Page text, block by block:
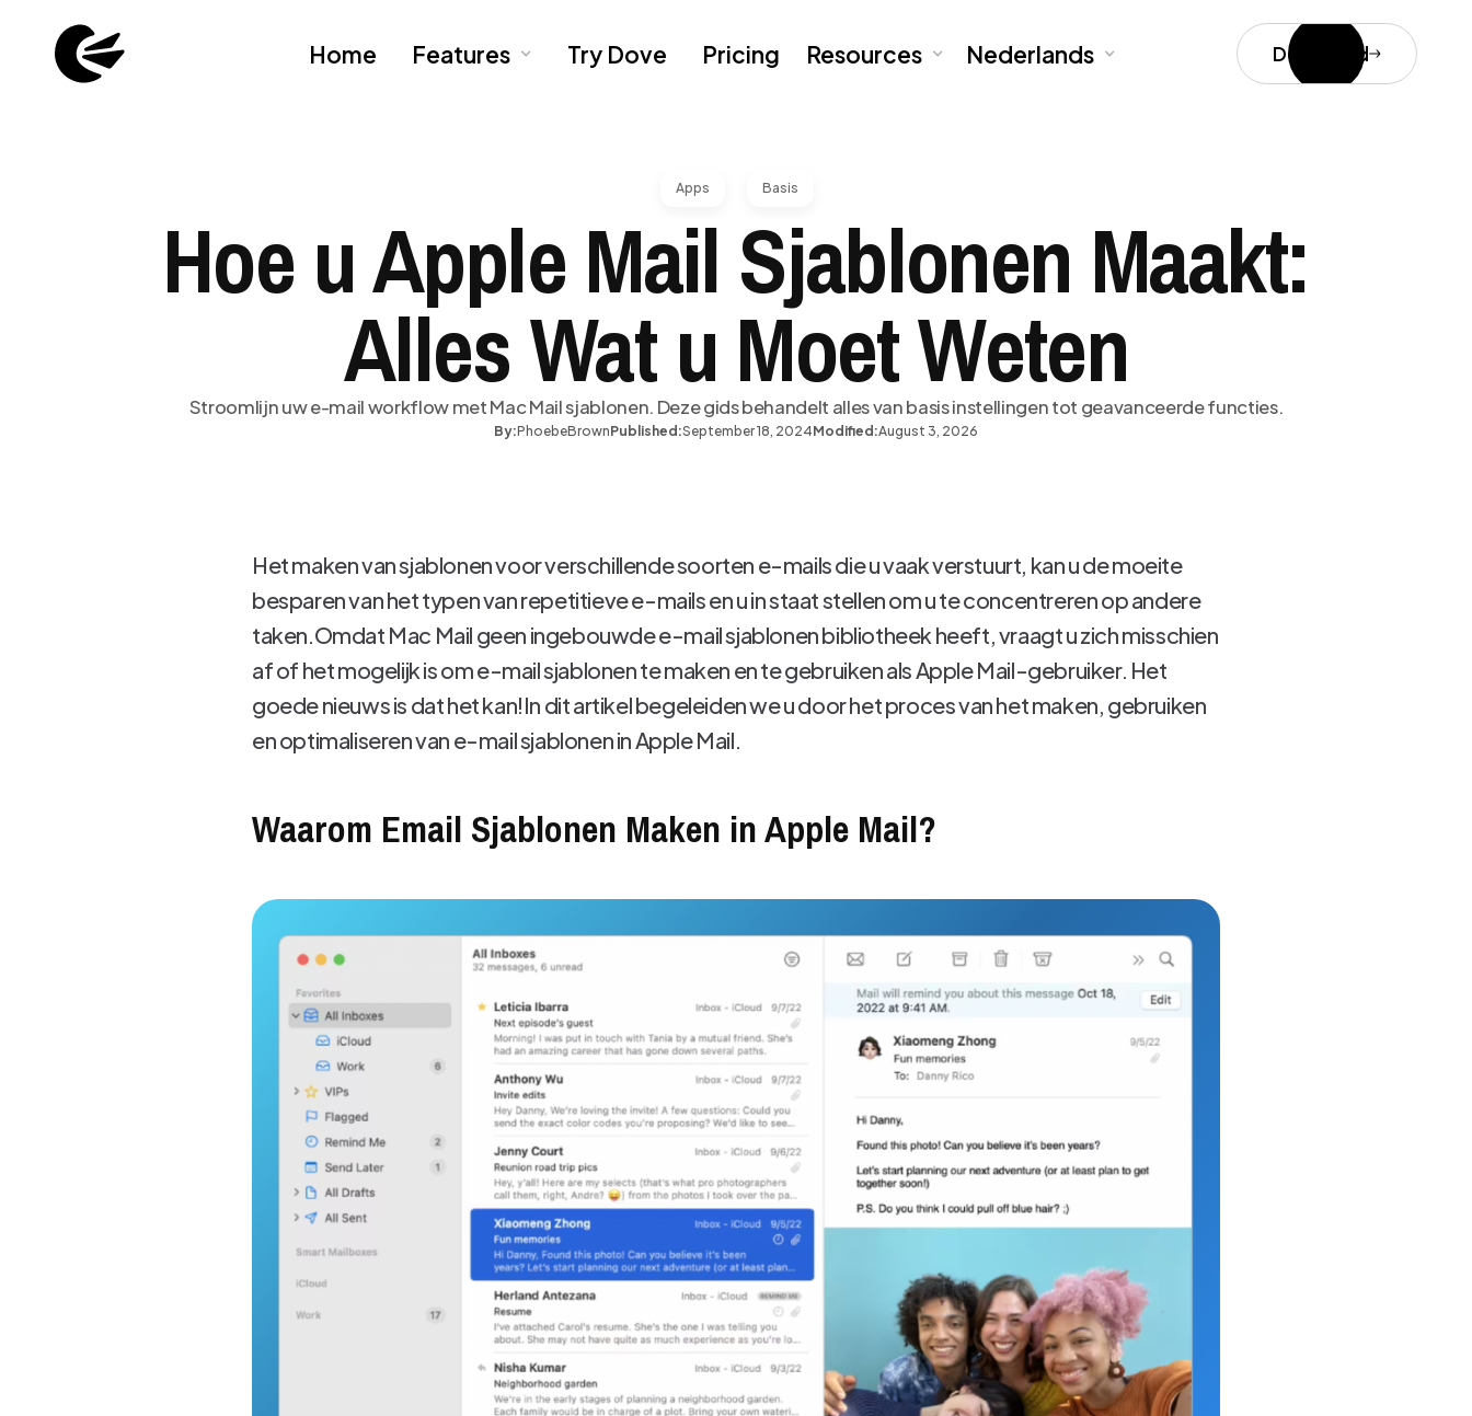
Home Features Try Dove Pricing Resources Nederlands Download
Apps Basis
Hoe u Apple Mail Sjablonen Maakt:
Alles Wat u Moet Weten
Stroomlijn uw e-mail workflow met Mac Mail sjablonen. Deze gids behandelt alles van basis instellingen tot geavanceerde functies.
By:PhoebeBrownPublished:September 18, 2024Modified:August 3, 2026
Het maken van sjablonen voor verschillende soorten e-mails die u vaak verstuurt, kan u de moeite
besparen van het typen van repetitieve e-mails en u in staat stellen om u te concentreren op andere
taken.Omdat Mac Mail geen ingebouwde e-mail sjablonen bibliotheek heeft, vraagt ​​u zich misschien
af ​​of het mogelijk is om e-mail sjablonen te maken en te gebruiken als Apple Mail-gebruiker. Het
goede nieuws is dat het kan!In dit artikel begeleiden we u door het proces van het maken, gebruiken
en optimaliseren van e-mail sjablonen in Apple Mail.
Waarom Email Sjablonen Maken in Apple Mail?